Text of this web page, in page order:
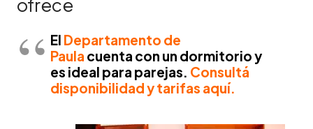
ofrece
El Departamento de
Paula cuenta con un dormitorio y
es ideal para parejas. Consultá
disponibilidad y tarifas aquí.